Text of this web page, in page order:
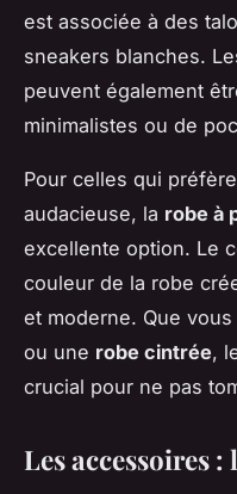
est associée à des
sneakers blanches.
peuvent également
minimalistes ou de
Pour celles qui
audacieuse, la robe à
excellente option. Le
couleur de la robe
et moderne. Que
ou une robe cintrée,
crucial pour ne pas
Les accessoires